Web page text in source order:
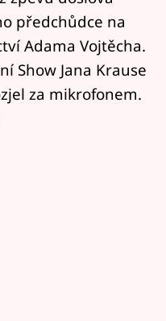
předchůdce na
Adama Vojtěcha.
Show Jana Krause
za mikrofonem.